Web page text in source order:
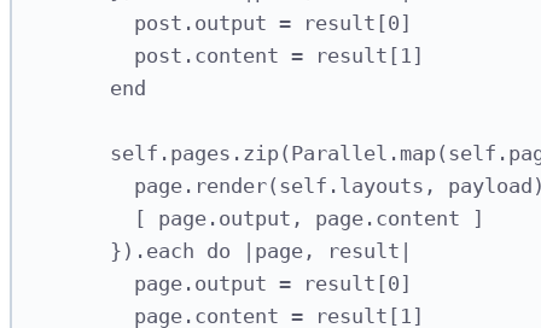
post . output = result [0 ]
post . content = result [ 1 ]
end
self . pages . zip( Parallel . map( self .
page . render( self . layouts , payload )
[
page . output , page . content
]
}). each do page , result
page . output = result [0 ]
page . content = result [ 1 ]